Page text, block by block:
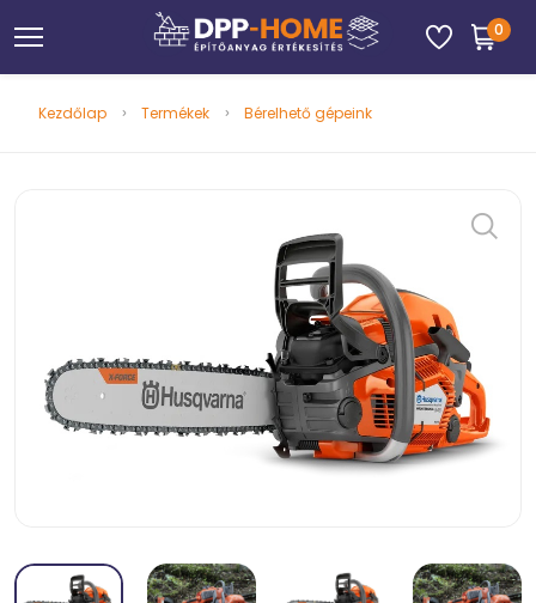
0
Kezdőlap Termékek Bérelhető gépeink